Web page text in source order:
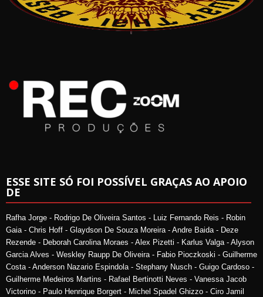
ESSE SITE SÓ FOI POSSÍVEL GRAÇAS AO APOIO
DE
Rafha Jorge - Rodrigo De Oliveira Santos - Luiz Fernando Reis - Robin
Gaia - Chris Hoff - Glaydson De Souza Moreira - Andre Baida - Deze
Rezende - Deborah Carolina Moraes - Alex Pizetti - Karlus Valga - Alyson
Garcia Alves - Weskley Raupp De Oliveira - Fabio Pioczkoski - Guilherme
Costa - Anderson Nazario Espindola - Stephany Nusch - Guigo Cardoso -
Guilherme Medeiros Martins - Rafael Bertinotti Neves - Vanessa Jacob
Victorino - Paulo Henrique Borgert - Michel Spadel Ghizzo - Ciro Jamil